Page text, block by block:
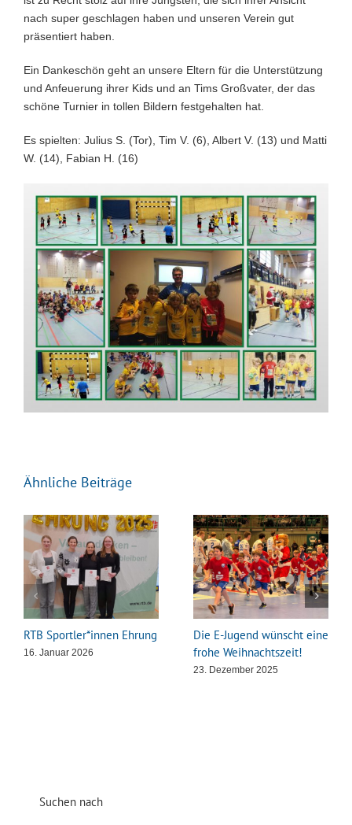
nach super geschlagen haben und unseren Verein gut
präsentiert haben.
Ein Dankeschön geht an unsere Eltern für die Unterstützung
und Anfeuerung ihrer Kids und an Tims Großvater, der das
schöne Turnier in tollen Bildern festgehalten hat.
Es spielten: Julius S. (Tor), Tim V. (6), Albert V. (13) und Matti
W. (14), Fabian H. (16)
Ähnliche Beiträge
RTB Sportler*innen Ehrung
16. Januar 2026
Die E-Jugend wünscht eine
frohe Weihnachtszeit!
23. Dezember 2025
Suchen nach